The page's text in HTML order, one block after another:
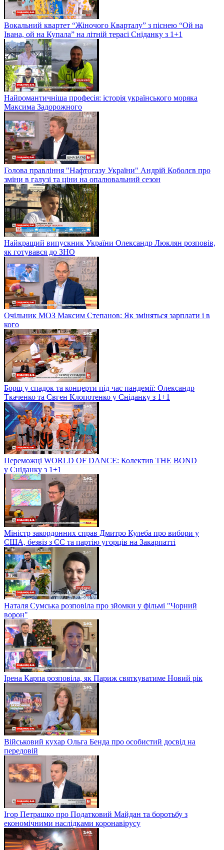
Вокальний квартет “Жіночого Кварталу” з піснею “Ой на
Івана, ой на Купала” на літній терасі Сніданку з 1+1
Найромантичніша професія: історія українського моряка
Максима Задорожного
Голова правління "Нафтогазу України" Андрій Коболєв про
зміни в галузі та ціни на опалювальний сезон
Найкращий випускник України Олександр Люклян розповів,
як готувався до ЗНО
Очільник МОЗ Максим Степанов: Як зміняться зарплати і в
кого
Борщ у спадок та концерти під час пандемії: Олександр
Ткаченко та Євген Клопотенко у Сніданку з 1+1
Переможці WORLD OF DANCE: Колектив THE BOND
у Сніданку з 1+1
Міністр закордонних справ Дмитро Кулеба про вибори у
США, безвіз з ЄС та партію угорців на Закарпатті
Наталя Сумська розповіла про зйомки у фільмі "Чорний
ворон"
Ірена Карпа розповіла, як Париж святкуватиме Новий рік
Військовий кухар Ольга Бенда про особистий досвід на
передовій
Ігор Петрашко про Податковий Майдан та боротьбу з
економічними наслідками коронавірусу